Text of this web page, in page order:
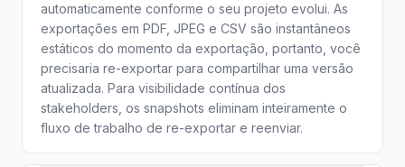
automaticamente conforme o seu projeto evolui. As
exportações em PDF, JPEG e CSV são instantâneos
estáticos do momento da exportação, portanto, você
precisaria re-exportar para compartilhar uma versão
atualizada. Para visibilidade contínua dos
stakeholders, os snapshots eliminam inteiramente o
fluxo de trabalho de re-exportar e reenviar.